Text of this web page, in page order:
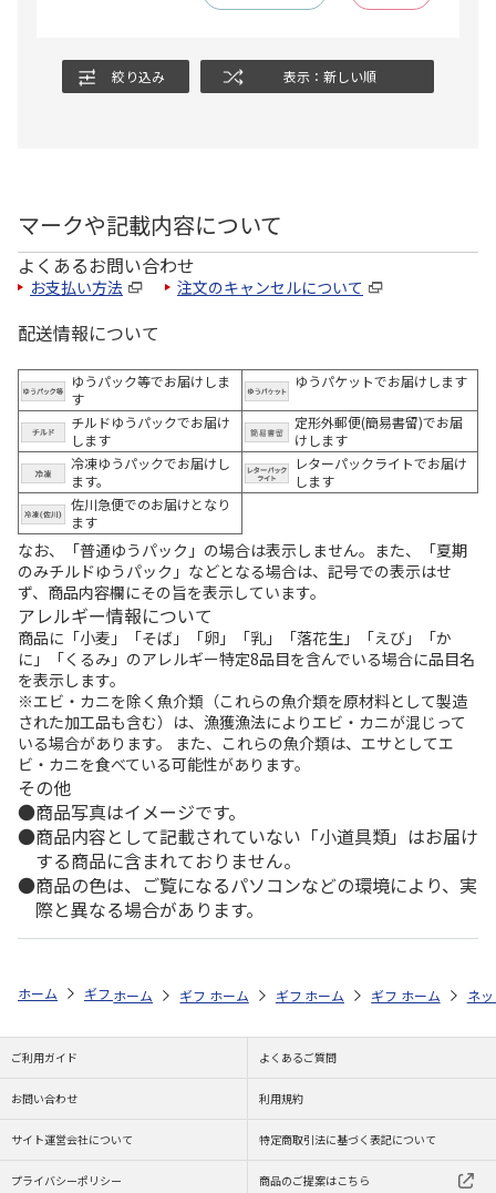
絞り込み 表示：新しい順
マークや記載内容について
よくあるお問い合わせ
お支払い方法 注文のキャンセルについて
配送情報について
ゆうパック等でお届けしま
す
ゆうパケットでお届けします
チルドゆうパックでお届け
します
定形外郵便(簡易書留)でお届
けします
冷凍ゆうパックでお届けし
ます。
レターパックライトでお届け
します
佐川急便でのお届けとなり
ます
なお、「普通ゆうパック」の場合は表示しません。また、「夏期
のみチルドゆうパック」などとなる場合は、記号での表示はせ
ず、商品内容欄にその旨を表示しています。
アレルギー情報について
商品に「小麦」「そば」「卵」「乳」「落花生」「えび」「か
に」「くるみ」のアレルギー特定8品目を含んでいる場合に品目名
を表示します。
※エビ・カニを除く魚介類（これらの魚介類を原材料として製造
された加工品も含む）は、漁獲漁法によりエビ・カニが混じって
いる場合があります。 また、これらの魚介類は、エサとしてエ
ビ・カニを食べている可能性があります。
その他
商品写真はイメージです。
商品内容として記載されていない「小道具類」はお届け
する商品に含まれておりません。
商品の色は、ご覧になるパソコンなどの環境により、実
際と異なる場合があります。
ホーム ギフトストア お中元・夏ギフト特集 2026 おつまみ・お惣菜
ホーム ギフトストア お中元・夏ギフト特集 2026
ホーム ギフトストア お中元・夏ギフト
ホーム ギフトストア お
ホーム ネ
ご利用ガイド よくあるご質問
お問い合わせ 利用規約
サイト運営会社について 特定商取引法に基づく表記について
プライバシーポリシー 商品のご提案はこちら